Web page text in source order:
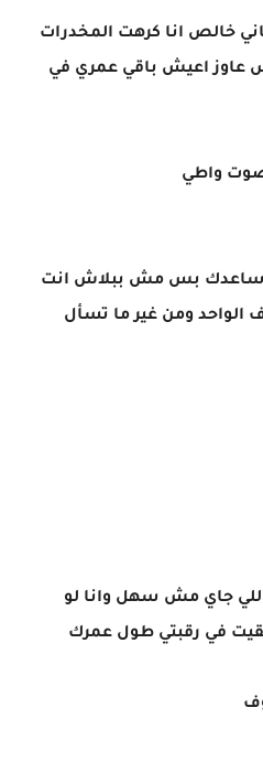
خالص انا كرهت المخدرات
عاوز اعيش باقي عمري في
واطي
بس مش ببلاش انت
الواحد ومن غير ما تسأل
جاي مش سهل وانا لو
في رقبتي طول عمرك